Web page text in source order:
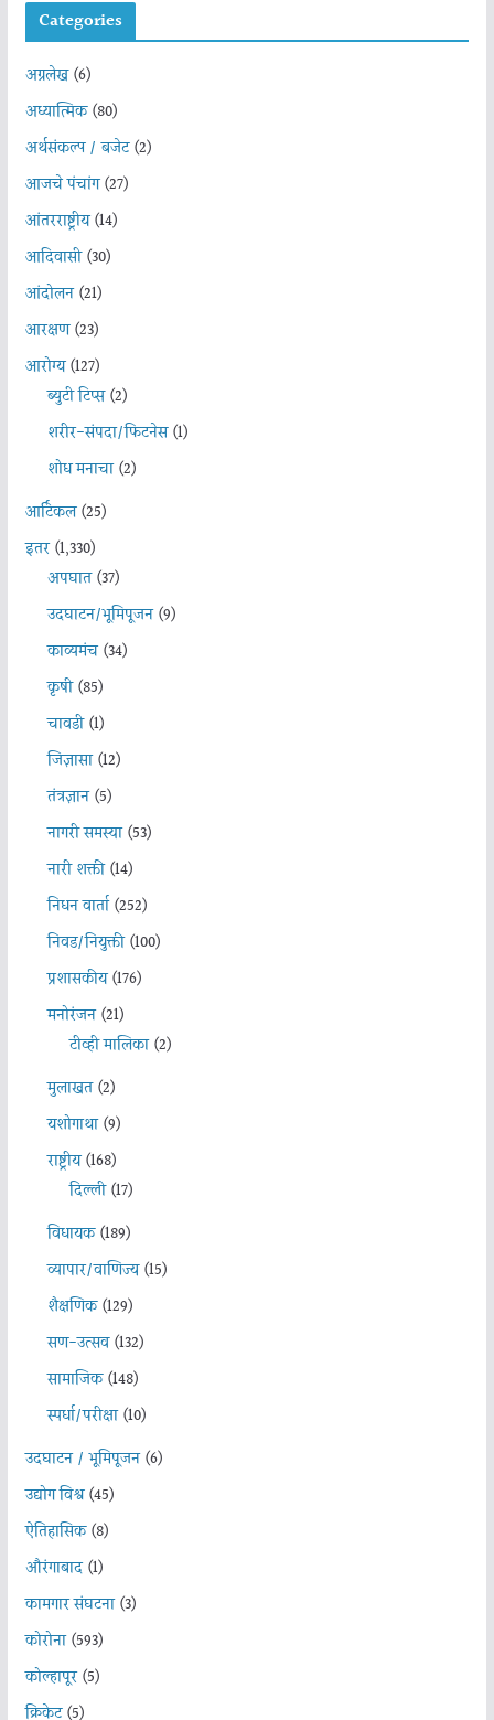
Categories
अग्रलेख(6)
अध्यात्मिक(80)
अर्थसंकल्प / बजेट(2)
आजचे पंचांग(27)
आंतरराष्ट्रीय(14)
आदिवासी(30)
आंदोलन(21)
आरक्षण(23)
आरोग्य(127)
ब्युटी टिप्स(2)
शरीर-संपदा/फिटनेस(1)
शोध मनाचा(2)
आर्टिकल(25)
इतर(1,330)
अपघात(37)
उदघाटन/भूमिपूजन(9)
काव्यमंच(34)
कृषी(85)
चावडी(1)
जिज्ञासा(12)
तंत्रज्ञान(5)
नागरी समस्या(53)
नारी शक्ती(14)
निधन वार्ता(252)
निवड/नियुक्ती(100)
प्रशासकीय(176)
मनोरंजन(21)
टीव्ही मालिका(2)
मुलाखत(2)
यशोगाथा(9)
राष्ट्रीय(168)
दिल्ली(17)
विधायक(189)
व्यापार/वाणिज्य(15)
शैक्षणिक(129)
सण-उत्सव(132)
सामाजिक(148)
स्पर्धा/परीक्षा(10)
उदघाटन / भूमिपूजन(6)
उद्योग विश्व(45)
ऐतिहासिक(8)
औरंगाबाद(1)
कामगार संघटना(3)
कोरोना(593)
कोल्हापूर(5)
क्रिकेट(5)